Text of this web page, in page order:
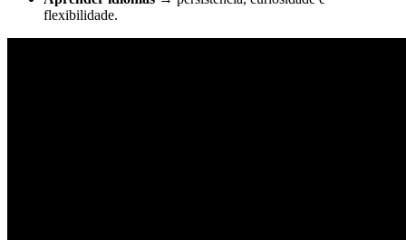
flexibilidade.